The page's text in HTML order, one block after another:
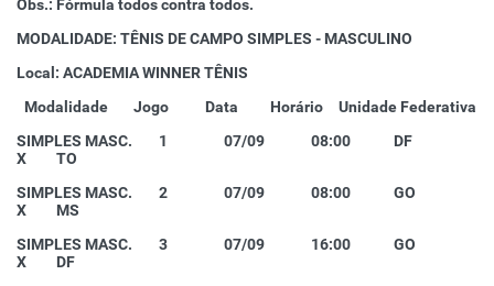
Obs.: Fórmula todos contra todos.
MODALIDADE: TÊNIS DE CAMPO SIMPLES - MASCULINO
Local: ACADEMIA WINNER TÊNIS
Modalidade
Jogo Data Horário
Unidade Federativa
SIMPLES MASC. 1 07/09 08:00 DF
X TO
SIMPLES MASC. 2 07/09 08:00 GO
X MS
SIMPLES MASC. 3 07/09 16:00 GO
X DF